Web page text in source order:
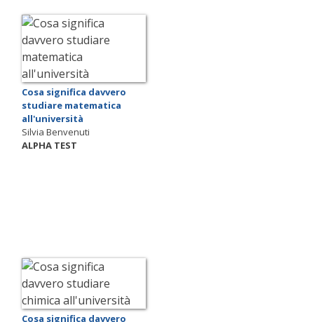
Cosa significa davvero
studiare matematica
all'università
Silvia Benvenuti
ALPHA TEST
Cosa significa davvero